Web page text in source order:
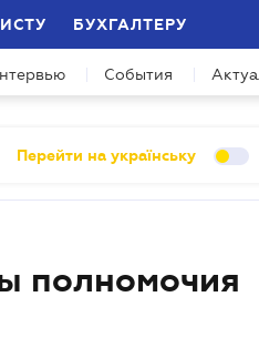
БУХГАЛТЕРУ
События
Перейти на українську
полномочия